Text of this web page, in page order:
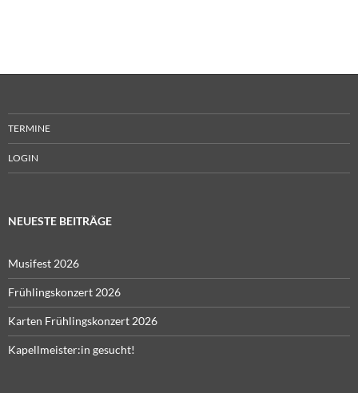
TERMINE
LOGIN
NEUESTE BEITRÄGE
Musifest 2026
Frühlingskonzert 2026
Karten Frühlingskonzert 2026
Kapellmeister:in gesucht!